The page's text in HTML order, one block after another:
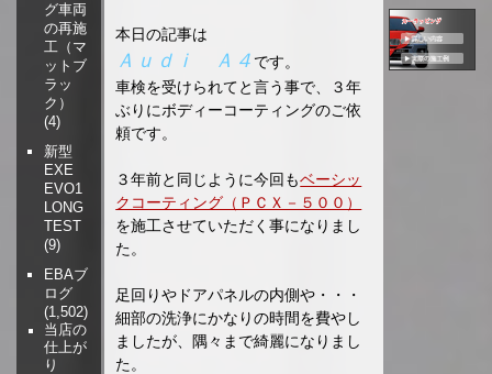
本日の記事は
Ａｕｄｉ Ａ４ です。
車検を受けられてと言う事で、３年
ぶりにボディーコーティングのご依
頼です。
３年前と同じように今回もベーシッ
クコーティング（ＰＣＸ－５００）
を施工させていただく事になりまし
た。
足回りやドアパネルの内側や・・・
細部の洗浄にかなりの時間を費やし
ましたが、隅々まで綺麗になりまし
た。
グ車両
の再施
工（マ
ットブ
ラッ
ク）
(4)
新型
EXE
EVO1
LONG
TEST
(9)
EBAブ
ログ
(1,502)
当店の
仕上が
り